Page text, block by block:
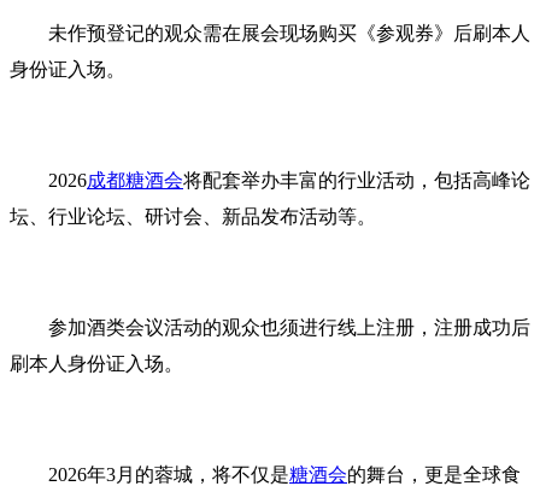
未作预登记的观众需在展会现场购买《参观券》后刷本人
身份证入场。
2026成都糖酒会将配套举办丰富的行业活动，包括高峰论
坛、行业论坛、研讨会、新品发布活动等。
参加酒类会议活动的观众也须进行线上注册，注册成功后
刷本人身份证入场。
2026年3月的蓉城，将不仅是糖酒会的舞台，更是全球食